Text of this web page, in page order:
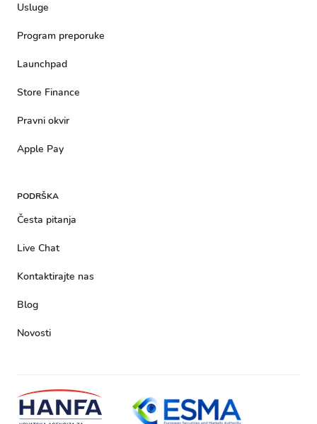
Usluge
Program preporuke
Launchpad
Store Finance
Pravni okvir
Apple Pay
PODRŠKA
Česta pitanja
Live Chat
Kontaktirajte nas
Blog
Novosti